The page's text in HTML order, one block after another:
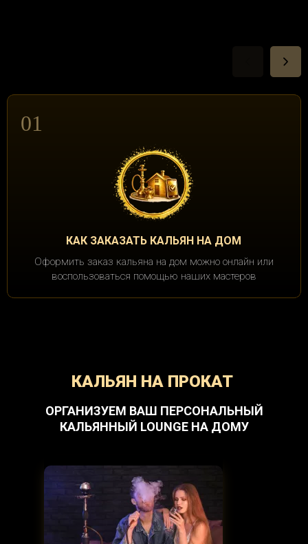
01
КАК ЗАКАЗАТЬ КАЛЬЯН НА ДОМ
Оформить заказ кальяна на дом можно онлайн или
воспользоваться помощью наших мастеров
КАЛЬЯН НА ПРОКАТ
ОРГАНИЗУЕМ ВАШ ПЕРСОНАЛЬНЫЙ
КАЛЬЯННЫЙ LOUNGE НА ДОМУ